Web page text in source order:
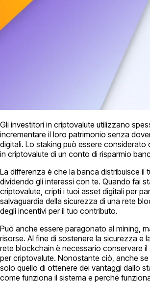
Gli investitori in criptovalute utilizzano
incrementare il loro patrimonio senza
digitali. Lo staking può essere considerato
in criptovalute di un conto di risparmio
La differenza è che la banca distribuisce il
dividendo gli interessi con te. Quando fai
criptovalute, cripti i tuoi asset digitali per
salvaguardia della sicurezza di una rete
degli incentivi per il tuo contributo.
Può anche essere paragonato al mining,
risorse. Al fine di sostenere la sicurezza e
rete blockchain è necessario conservare il
per criptovalute. Nonostante ciò, anche
solo quello di ottenere dei vantaggi dallo
come funziona il sistema e perché